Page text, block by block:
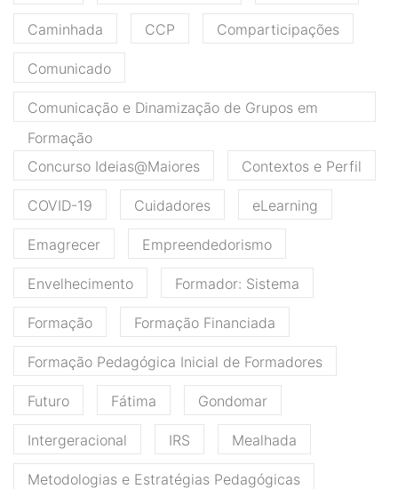
Caminhada CCP Comparticipações
Comunicado
Comunicação e Dinamização de Grupos em
Formação
Concurso Ideias@Maiores
Contextos e Perfil
COVID-19 Cuidadores eLearning
Emagrecer Empreendedorismo
Envelhecimento Formador: Sistema
Formação Formação Financiada
Formação Pedagógica Inicial de Formadores
Futuro Fátima Gondomar
Intergeracional IRS Mealhada
Metodologias e Estratégias Pedagógicas